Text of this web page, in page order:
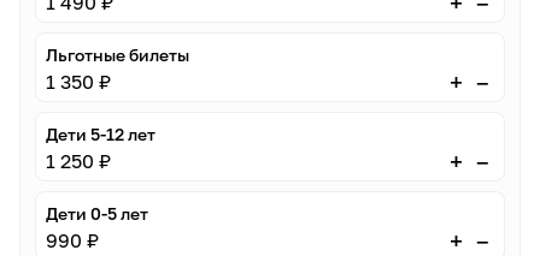
Льготные билеты
1 350 ₽ + –
Дети 5-12 лет
1 250 ₽ + –
Дети 0-5 лет
990 ₽ + –